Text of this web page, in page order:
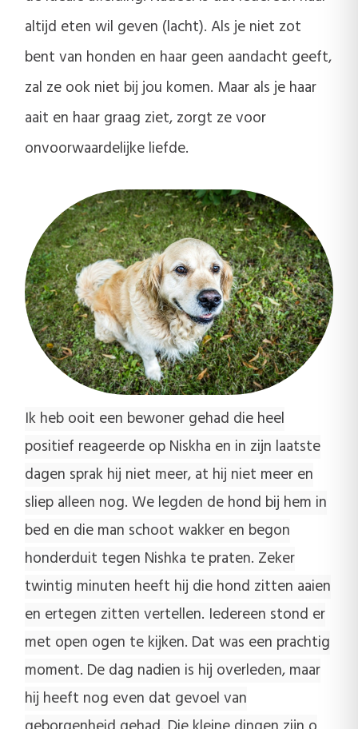
altijd eten wil geven (lacht). Als je niet zot
bent van honden en haar geen aandacht geeft,
zal ze ook niet bij jou komen. Maar als je haar
aait en haar graag ziet, zorgt ze voor
onvoorwaardelijke liefde.
Ik heb ooit een bewoner gehad die heel
positief reageerde op Niskha en in zijn laatste
dagen sprak hij niet meer, at hij niet meer en
sliep alleen nog. We legden de hond bij hem in
bed en die man schoot wakker en begon
honderduit tegen Nishka te praten. Zeker
twintig minuten heeft hij die hond zitten aaien
en ertegen zitten vertellen. Iedereen stond er
met open ogen te kijken. Dat was een prachtig
moment. De dag nadien is hij overleden, maar
hij heeft nog even dat gevoel van